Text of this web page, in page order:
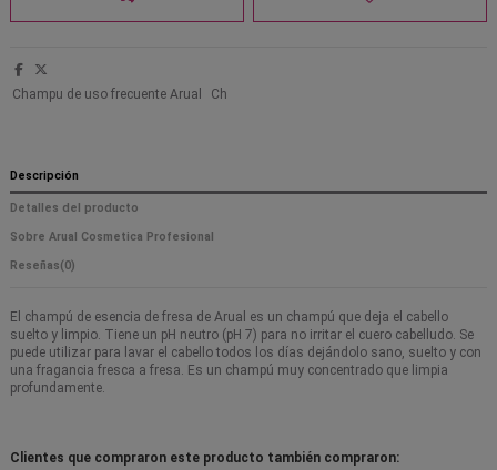
Champu de uso frecuente Arual Ch
Descripción
Detalles del producto
Sobre Arual Cosmetica Profesional
Reseñas(0)
El champú de esencia de fresa de Arual es un champú que deja el cabello
suelto y limpio. Tiene un pH neutro (pH 7) para no irritar el cuero cabelludo. Se
puede utilizar para lavar el cabello todos los días dejándolo sano, suelto y con
una fragancia fresca a fresa. Es un champú muy concentrado que limpia
profundamente.
Clientes que compraron este producto también compraron: